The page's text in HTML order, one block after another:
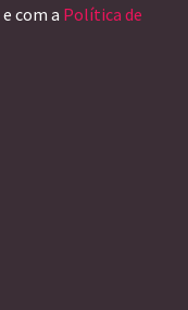
e com a Política de